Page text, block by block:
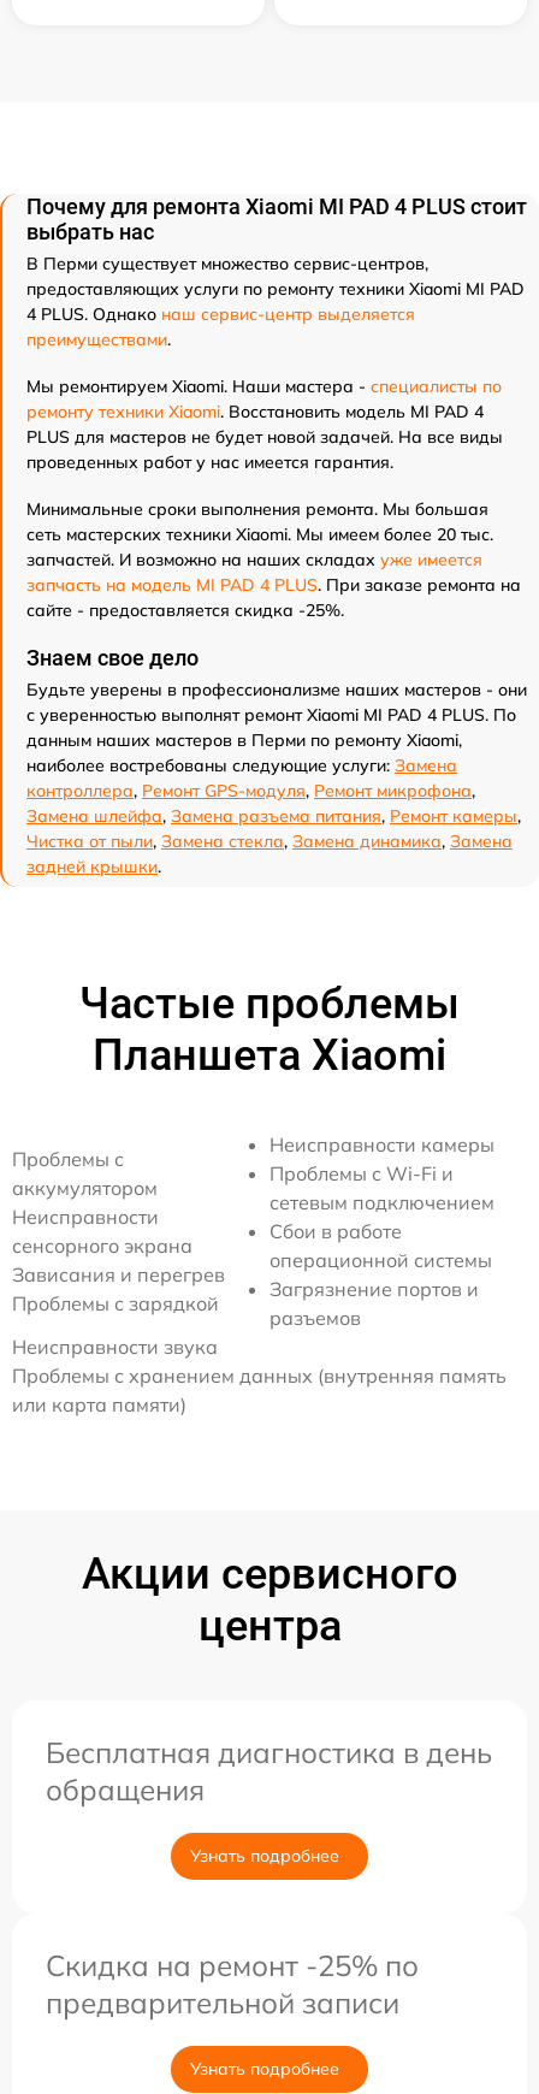
Почему для ремонта Xiaomi MI PAD 4 PLUS стоит
выбрать нас
В Перми существует множество сервис-центров,
предоставляющих услуги по ремонту техники Xiaomi MI PAD
4 PLUS. Однако наш сервис-центр выделяется
преимуществами.
Мы ремонтируем Xiaomi. Наши мастера - специалисты по
ремонту техники Xiaomi. Восстановить модель MI PAD 4
PLUS для мастеров не будет новой задачей. На все виды
проведенных работ у нас имеется гарантия.
Минимальные сроки выполнения ремонта. Мы большая
сеть мастерских техники Xiaomi. Мы имеем более 20 тыс.
запчастей. И возможно на наших складах уже имеется
запчасть на модель MI PAD 4 PLUS. При заказе ремонта на
сайте - предоставляется скидка -25%.
Знаем свое дело
Будьте уверены в профессионализме наших мастеров - они
с уверенностью выполнят ремонт Xiaomi MI PAD 4 PLUS. По
данным наших мастеров в Перми по ремонту Xiaomi,
наиболее востребованы следующие услуги: Замена
контроллера, Ремонт GPS-модуля, Ремонт микрофона,
Замена шлейфа, Замена разъема питания, Ремонт камеры,
Чистка от пыли, Замена стекла, Замена динамика, Замена
задней крышки.
Частые проблемы
Планшета Xiaomi
Проблемы с
аккумулятором
Неисправности
сенсорного экрана
Зависания и перегрев
Проблемы с зарядкой
Неисправности камеры
Проблемы с Wi-Fi и
сетевым подключением
Сбои в работе
операционной системы
Загрязнение портов и
разъемов
Неисправности звука
Проблемы с хранением данных (внутренняя память
или карта памяти)
Акции сервисного
центра
Бесплатная диагностика в день
обращения
Узнать подробнее
Скидка на ремонт -25% по
предварительной записи
Узнать подробнее